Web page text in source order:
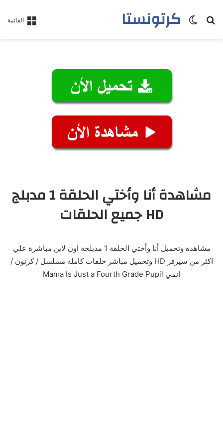
القائمة كرتونستابحث عنالوضع المظلم
مشاهدة أنا وأختي الحلقة 1 مدبلج
HD جميع الحلقات
مشاهدة وتحميل أنا وأختي الحلقة 1 مدبلجة اون لاين مباشرة علي
اكثر من سيرفر HD وتحميل مباشر حلقات كاملة مسلسل / كرتون /
انمي Mama Is Just a Fourth Grade Pupil